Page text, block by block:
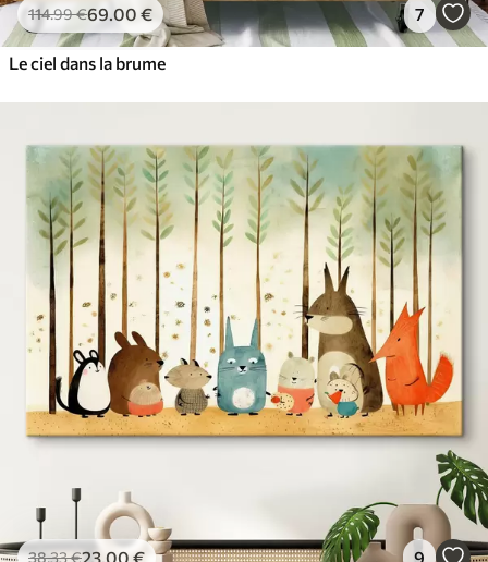
114.99€69 .00 € 7
Le ciel dans la brume
38.33€23.00 € 9